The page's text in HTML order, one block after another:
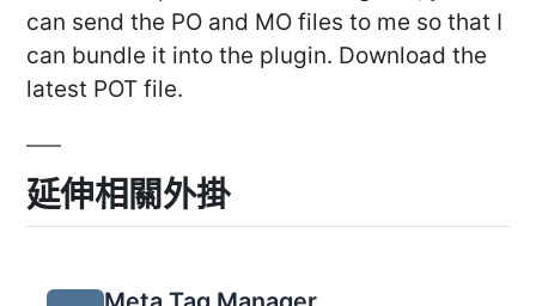
can send the PO and MO files to me so that I
can bundle it into the plugin. Download the
latest POT file.
延伸相關外掛